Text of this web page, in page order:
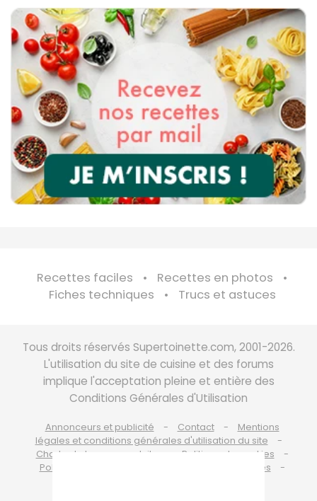
Recettes faciles
Recettes en photos
Fiches techniques
Trucs et astuces
Tous droits réservés Supertoinette.com, 2001-2026.
L'utilisation du site de cuisine et des forums
implique l'acceptation pleine et entière des
Conditions Générales d'Utilisation
Annonceurs et publicité Contact
Mentions
légales et conditions générales d'utilisation du site
Charte de bonne conduite
Politique de cookies
Politique de protection des données personnelles